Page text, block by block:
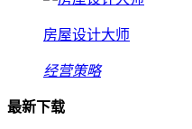
房屋设计大师
经营策略
最新下载